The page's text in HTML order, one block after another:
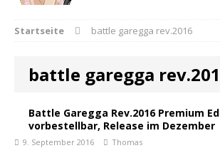
Startseite battle garegga rev.2016
battle garegga
Battle Garegga Rev.2016 Premium
vorbestellbar, Release im Dezember
9. September 2016 Thomas